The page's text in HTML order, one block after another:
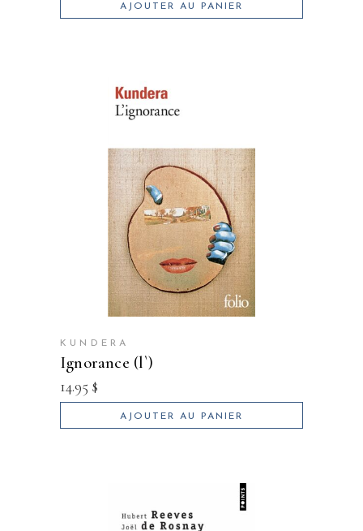
AJOUTER AU PANIER
KUNDERA
ignorance (l`)
14.95 $
AJOUTER AU PANIER